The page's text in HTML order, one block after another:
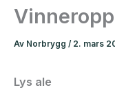
Av Norbrygg / 2. mars
Lys ale